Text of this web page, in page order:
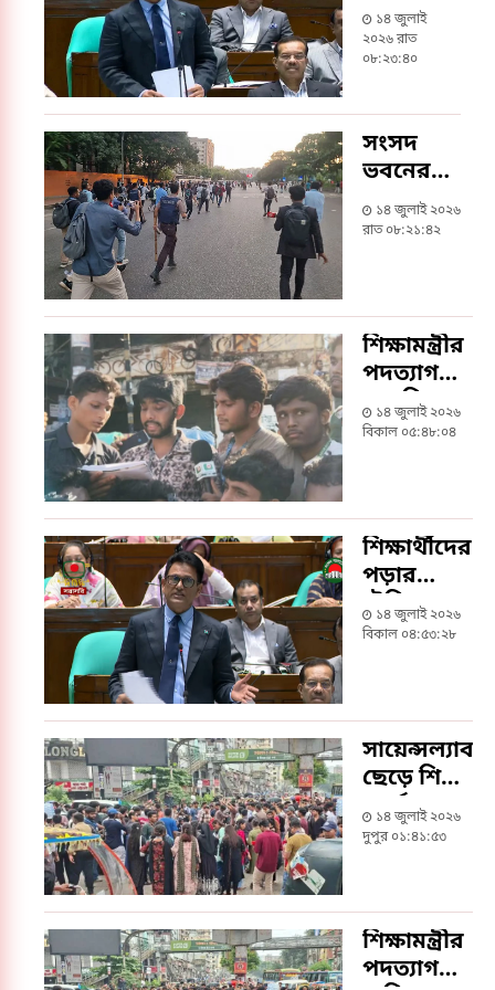
মন্তব্য’
নিয়ে
দুঃখ
করলেন
শিক্ষামন্ত্রী
১৪ জুলাই
২০২৬ রাত
০৮:২৩:৪০
সংসদ
ভবনের
সামনে
শিক্ষার্থীদের
পুলিশ
১৪ জুলাই ২০২৬
রাত ০৮:২১:৪২
শিক্ষামন্ত্রীর
পদত্যাগসহ
৩ দাবি
ঘোষণা
১৪ জুলাই ২০২৬
বিকাল ০৫:৪৮:০৪
শিক্ষার্থীদের
পড়ার
টেবিলে
ফিরে
শিক্ষামন্ত্রীর
১৪ জুলাই ২০২৬
বিকাল ০৪:৫৩:২৮
সায়েন্সল্যাব
ছেড়ে শিক্ষা
বোর্ড
অভিমুখে
বাধা
১৪ জুলাই ২০২৬
দুপুর ০১:৪১:৫৩
শিক্ষামন্ত্রীর
পদত্যাগ